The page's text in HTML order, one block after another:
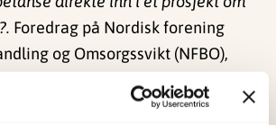
Foredrag på Nordisk forening
og Omsorgssvikt (NFBO),